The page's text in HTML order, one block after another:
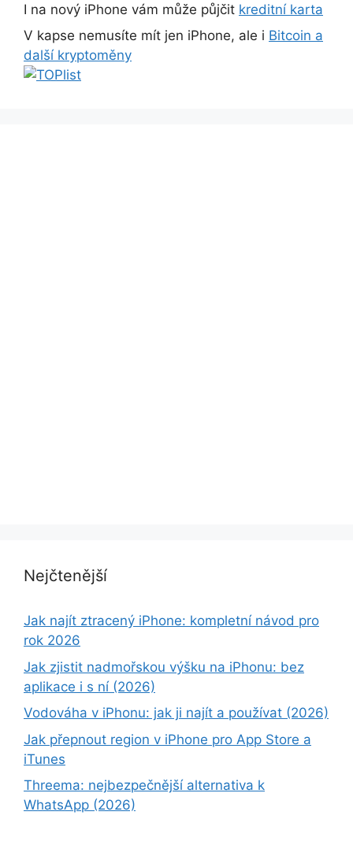
I na nový iPhone vám může půjčit kreditní karta
V kapse nemusíte mít jen iPhone, ale i Bitcoin a
další kryptoměny
Nejčtenější
Jak najít ztracený iPhone: kompletní návod pro
rok 2026
Jak zjistit nadmořskou výšku na iPhonu: bez
aplikace i s ní (2026)
Vodováha v iPhonu: jak ji najít a používat (2026)
Jak přepnout region v iPhone pro App Store a
iTunes
Threema: nejbezpečnější alternativa k
WhatsApp (2026)